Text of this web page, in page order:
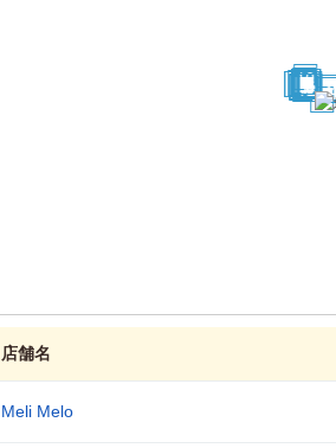
1
2
3
4
5
6
7
8
9
10
11
12
13
14
15
16
17
18
19
20
21
22
23
24
25
26
27
28
29
30
店舗名
Meli Melo